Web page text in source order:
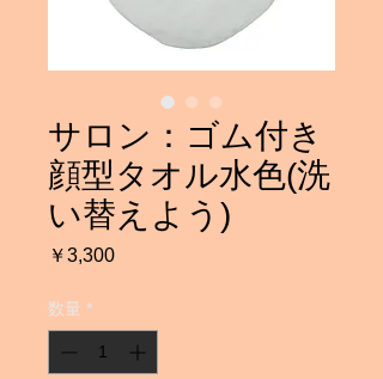
サロン：ゴム付き
顔型タオル水色(洗
い替えよう)
￥3,300価
数量 *